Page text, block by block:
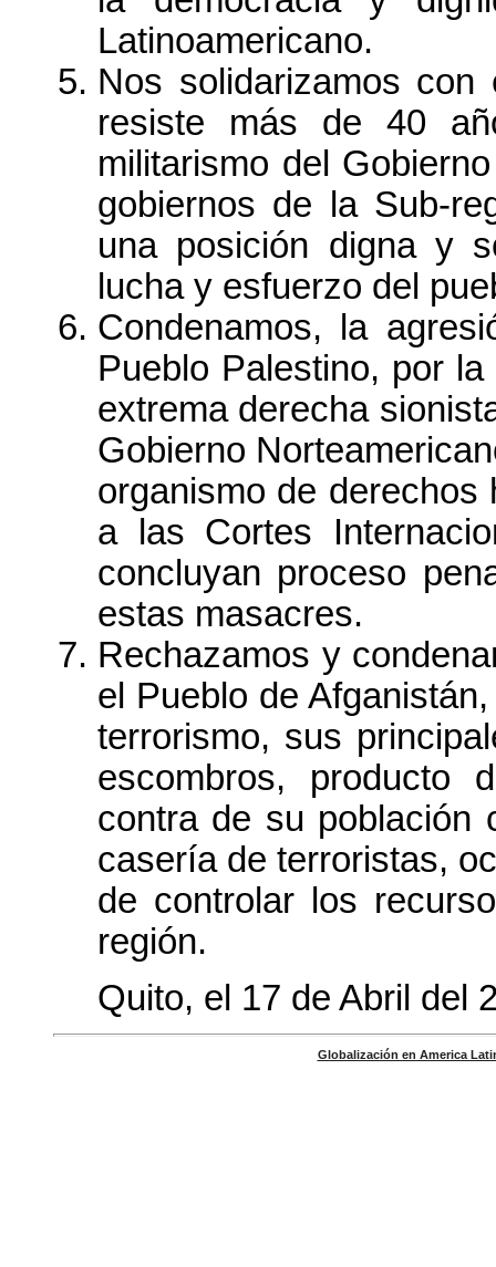
Latinoamericano.
Nos solidarizamos
resiste más de 40
militarismo del
gobiernos de la Sub-
una posición digna y
lucha y esfuerzo del
Condenamos, la
Pueblo Palestino, por
extrema derecha
Gobierno
organismo de
a las Cortes
concluyan proceso
estas masacres.
Rechazamos y
el Pueblo de
terrorismo, sus
escombros, producto
contra de su población
casería de terroristas,
de controlar los
región.
Quito, el 17 de Abril del
Globalización en America